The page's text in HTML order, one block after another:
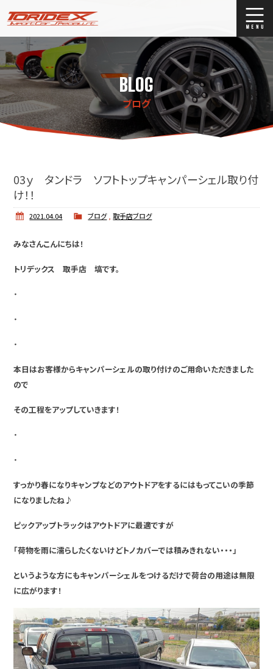
ブログ
Stock list
ストックリスト
買取
BLOG
ブログ
03ｙ タンドラ ソフトトップキャンパーシェル取り付
け！！
2021.04.04 ブログ,取手店ブログ
みなさんこんにちは！
トリデックス 取手店 塙です。
・
・
・
本日はお客様からキャンパーシェルの取り付けのご用命いただきました
ので
その工程をアップしていきます！
・
・
すっかり春になりキャンプなどのアウトドアをするにはもってこいの季節
になりましたね♪
ピックアップトラックはアウトドアに最適ですが
「荷物を雨に濡らしたくないけどトノカバーでは積みきれない・・・」
というような方にもキャンパーシェルをつけるだけで荷台の用途は無限
に広がります！